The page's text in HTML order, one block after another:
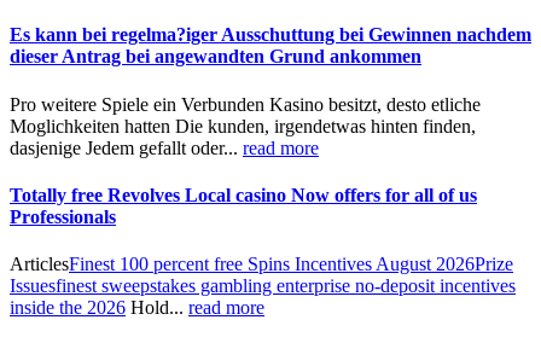
Es kann bei regelma?iger Ausschuttung bei Gewinnen nachdem
dieser Antrag bei angewandten Grund ankommen
Pro weitere Spiele ein Verbunden Kasino besitzt, desto etliche
Moglichkeiten hatten Die kunden, irgendetwas hinten finden,
dasjenige Jedem gefallt oder... read more
Totally free Revolves Local casino Now offers for all of us
Professionals
ArticlesFinest 100 percent free Spins Incentives August 2026Prize
Issuesfinest sweepstakes gambling enterprise no-deposit incentives
inside the 2026 Hold... read more